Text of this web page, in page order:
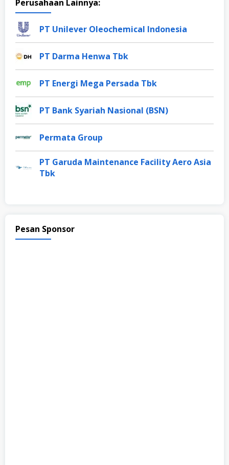
Perusahaan Lainnya:
PT Unilever Oleochemical Indonesia
PT Darma Henwa Tbk
PT Energi Mega Persada Tbk
PT Bank Syariah Nasional (BSN)
Permata Group
PT Garuda Maintenance Facility Aero Asia
Tbk
Pesan Sponsor